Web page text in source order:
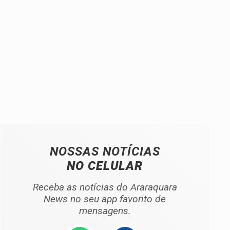
NOSSAS NOTÍCIAS
NO CELULAR
Receba as notícias do Araraquara
News no seu app favorito de
mensagens.